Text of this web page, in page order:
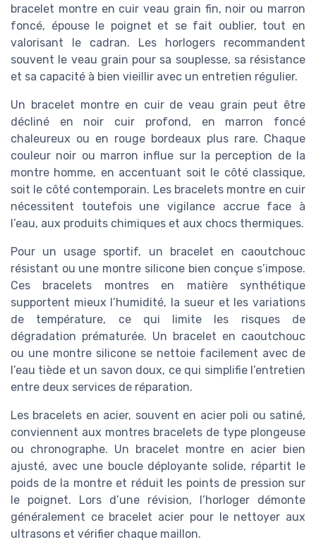
bracelet montre en cuir veau grain fin, noir ou marron
foncé, épouse le poignet et se fait oublier, tout en
valorisant le cadran. Les horlogers recommandent
souvent le veau grain pour sa souplesse, sa résistance
et sa capacité à bien vieillir avec un entretien régulier.
Un bracelet montre en cuir de veau grain peut être
décliné en noir cuir profond, en marron foncé
chaleureux ou en rouge bordeaux plus rare. Chaque
couleur noir ou marron influe sur la perception de la
montre homme, en accentuant soit le côté classique,
soit le côté contemporain. Les bracelets montre en cuir
nécessitent toutefois une vigilance accrue face à
l’eau, aux produits chimiques et aux chocs thermiques.
Pour un usage sportif, un bracelet en caoutchouc
résistant ou une montre silicone bien conçue s’impose.
Ces bracelets montres en matière synthétique
supportent mieux l’humidité, la sueur et les variations
de température, ce qui limite les risques de
dégradation prématurée. Un bracelet en caoutchouc
ou une montre silicone se nettoie facilement avec de
l’eau tiède et un savon doux, ce qui simplifie l’entretien
entre deux services de réparation.
Les bracelets en acier, souvent en acier poli ou satiné,
conviennent aux montres bracelets de type plongeuse
ou chronographe. Un bracelet montre en acier bien
ajusté, avec une boucle déployante solide, répartit le
poids de la montre et réduit les points de pression sur
le poignet. Lors d’une révision, l’horloger démonte
généralement ce bracelet acier pour le nettoyer aux
ultrasons et vérifier chaque maillon.